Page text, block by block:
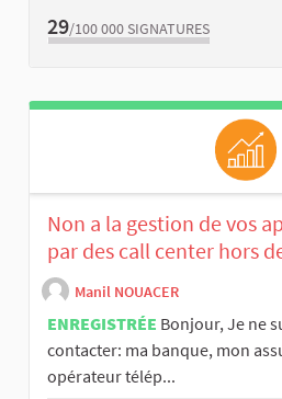
29/100 000 SIGNATURES
Non a la gestion de vos
par des call center hors
Manil NOUACER
ENREGISTRÉE Bonjour, Je ne
contacter: ma banque, mon
opérateur télép...